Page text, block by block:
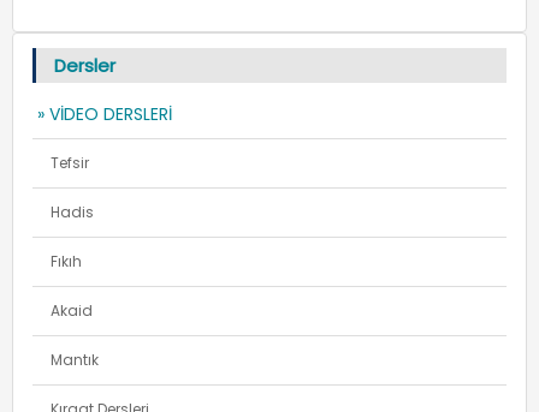
Dersler
» VİDEO DERSLERİ
Tefsir
Hadis
Fıkıh
Akaid
Mantık